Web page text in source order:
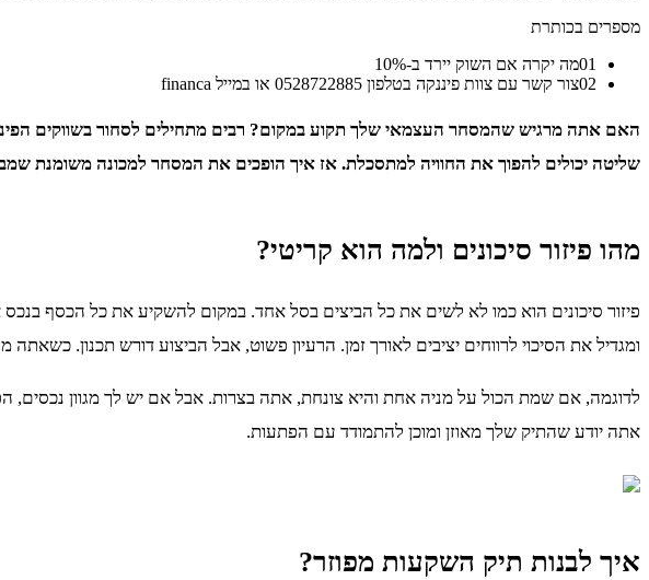
מספרים בכותרת
01מה יקרה אם השוק יירד ב-10%
02צור קשר עם צוות פיננקה בטלפון 0528722885 או במייל financa
האם אתה מרגיש שהמסחר העצמאי שלך תקוע במקום? רבים מתחילים לסחור בשווקים
שליטה יכולים להפוך את החוויה למתסכלת. אז איך הופכים את המסחר למכונה משומנת
מהו פיזור סיכונים ולמה הוא קריטי?
פיזור סיכונים הוא כמו לא לשים את כל הביצים בסל אחד. במקום להשקיע את כל הכסף
ומגדיל את הסיכוי לרווחים יציבים לאורך זמן. הרעיון פשוט, אבל הביצוע דורש תכנון.
לדוגמה, אם שמת הכול על מניה אחת והיא צונחת, אתה בצרות. אבל אם יש לך מגוון נכסים,
אתה יודע שהתיק שלך מאוזן ומוכן להתמודד עם הפתעות.
איך לבנות תיק השקעות מפוזר?